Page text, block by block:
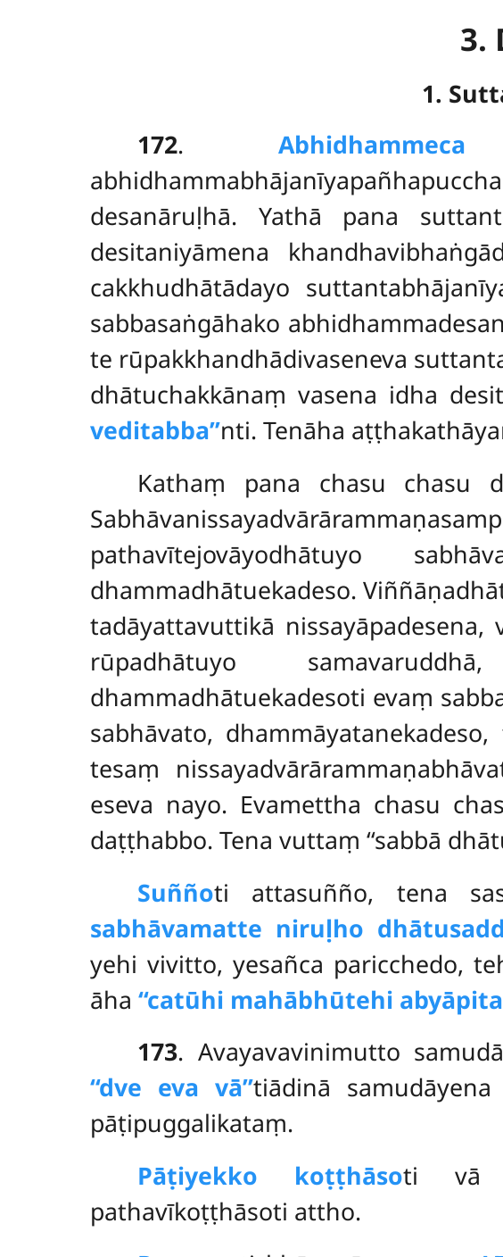
3.
1.
172.Abhidhammeca
desanāruḷhā. Yathā pana
desitaniyāmena
cakkhudhātādayo
sabbasaṅgāhako
te rūpakkhandhādivaseneva
dhātuchakkānaṃ vasena idha
veditabba’’nti. Tenāha
Kathaṃ pana chasu chasu
pathavītejovāyodhātuyo
dhammadhātuekadeso.
tadāyattavuttikā
rūpadhātuyo
dhammadhātuekadesoti evaṃ
sabhāvato,
tesaṃ
eseva nayo. Evamettha chasu
daṭṭhabbo. Tena vuttaṃ ‘‘sabbā
Suññoti attasuñño, tena
sabhāvamatte niruḷho
yehi vivitto, yesañca paricchedo,
āha ‘‘catūhi mahābhūtehi
173. Avayavavinimutto
‘‘dve eva vā’’tiādinā
pāṭipuggalikataṃ.
Pāṭiyekko koṭṭhāsoti vā
pathavīkoṭṭhāsoti attho.